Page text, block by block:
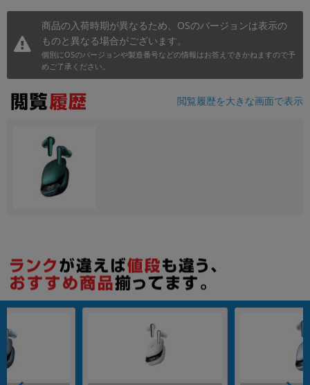
商品の入荷時期が異なるため、OSのバージョンは表示の
ものと異なる場合がございます。
個別にOSのバージョンや製造番号などの情報はお答えできかねますので予
めご了承ください。
閲覧履歴を大きな画面で表示
モニタサイズ
円
ただし機能別のみ「and検索」となります。